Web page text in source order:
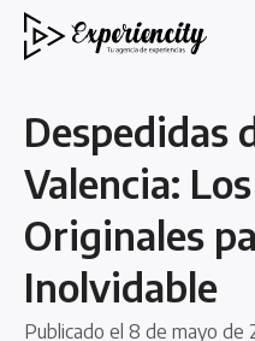
Despedidas
Valencia:
Originales
Inolvidable
Publicado el 8 de mayo de